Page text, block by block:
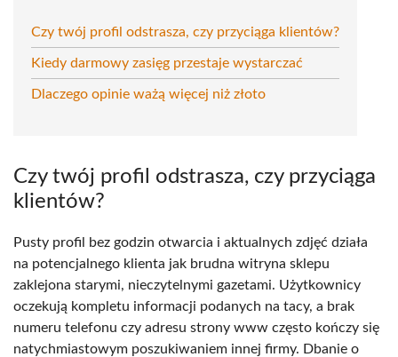
Czy twój profil odstrasza, czy przyciąga klientów?
Kiedy darmowy zasięg przestaje wystarczać
Dlaczego opinie ważą więcej niż złoto
Czy twój profil odstrasza, czy przyciąga
klientów?
Pusty profil bez godzin otwarcia i aktualnych zdjęć działa
na potencjalnego klienta jak brudna witryna sklepu
zaklejona starymi, nieczytelnymi gazetami. Użytkownicy
oczekują kompletu informacji podanych na tacy, a brak
numeru telefonu czy adresu strony www często kończy się
natychmiastowym poszukiwaniem innej firmy. Dbanie o